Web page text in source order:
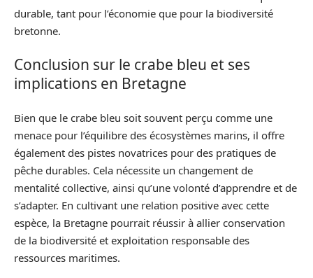
durable, tant pour l’économie que pour la biodiversité
bretonne.
Conclusion sur le crabe bleu et ses
implications en Bretagne
Bien que le crabe bleu soit souvent perçu comme une
menace pour l’équilibre des écosystèmes marins, il offre
également des pistes novatrices pour des pratiques de
pêche durables. Cela nécessite un changement de
mentalité collective, ainsi qu’une volonté d’apprendre et de
s’adapter. En cultivant une relation positive avec cette
espèce, la Bretagne pourrait réussir à allier conservation
de la biodiversité et exploitation responsable des
ressources maritimes.